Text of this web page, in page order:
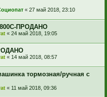
« 27 май 2018, 23:10
ПРОДАНО
« 24 май 2018, 19:05
« 14 май 2018, 08:57
тормозная/ручная с
« 11 май 2018, 09:36